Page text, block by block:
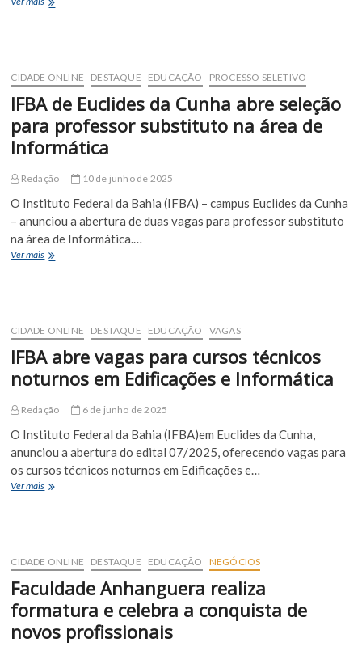
a
diversão
vira
CIDADE ONLINE DESTAQUE EDUCAÇÃO PROCESSO SELETIVO
IFBA de Euclides da Cunha abre seleção
para professor substituto na área de
Informática
Redação 10 de junho de 2025
O Instituto Federal da Bahia (IFBA) – campus Euclides da Cunha
– anunciou a abertura de duas vagas para professor substituto
na área de Informática.…
Ver maisIFBA
abre
seleção
para
substituto
área
de
Informática
CIDADE ONLINE DESTAQUE EDUCAÇÃO VAGAS
IFBA abre vagas para cursos técnicos
noturnos em Edificações e Informática
Redação 6 de junho de 2025
O Instituto Federal da Bahia (IFBA)em Euclides da Cunha,
anunciou a abertura do edital 07/2025, oferecendo vagas para
os cursos técnicos noturnos em Edificações e…
Ver maisIFBA
técnicos
noturnos
em
e
Informática
CIDADE ONLINE DESTAQUE EDUCAÇÃO NEGÓCIOS
Faculdade Anhanguera realiza
formatura e celebra a conquista de
novos profissionais